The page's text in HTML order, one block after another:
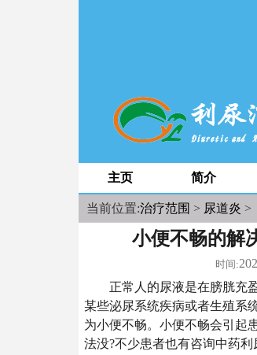
主页 简介
当前位置:治疗范围 > 尿道炎 >
小便不畅的解
时间:
正常人的尿液是在膀胱充盈
某些泌尿系统疾病或者生殖系
为小便不畅。小便不畅会引起
法没?不少患者也有咨询中药